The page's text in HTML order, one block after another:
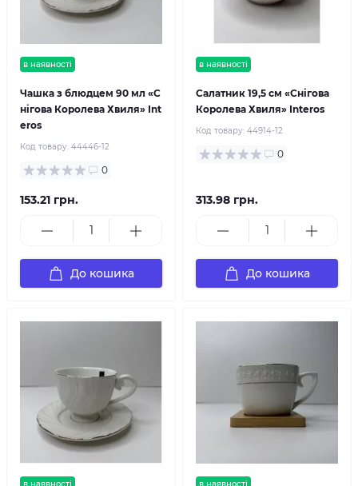
в наявності
Чашка з блюдцем 90 мл «С
нігова Королева Хвиля» Int
eros
Код товару: 44446-12
0
153.21 грн.
До кошика
в наявності
Салатник 19,5 см «Снігова
Королева Хвиля» Interos
Код товару: 44914-12
0
313.98 грн.
До кошика